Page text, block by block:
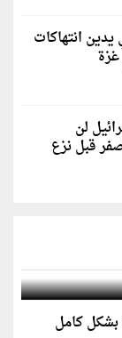
انتهاكات
لن
قبل نزع
كامل